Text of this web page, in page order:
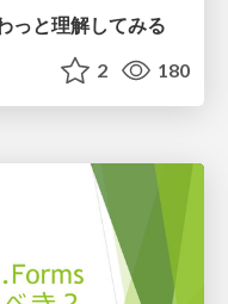
っと理解してみる
2 180